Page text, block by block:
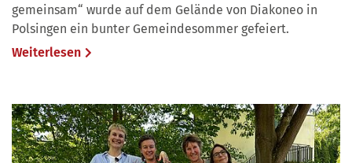
gemeinsam“ wurde auf dem Gelände von Diakoneo in
Polsingen ein bunter Gemeindesommer gefeiert.
Weiterlesen